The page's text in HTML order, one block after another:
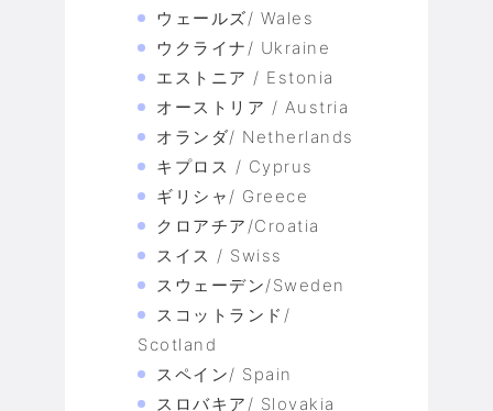
ウェールズ/ Wales
ウクライナ/ Ukraine
エストニア / Estonia
オーストリア / Austria
オランダ/ Netherlands
キプロス / Cyprus
ギリシャ/ Greece
クロアチア/Croatia
スイス / Swiss
スウェーデン/Sweden
スコットランド/
Scotland
スペイン/ Spain
スロバキア/ Slovakia